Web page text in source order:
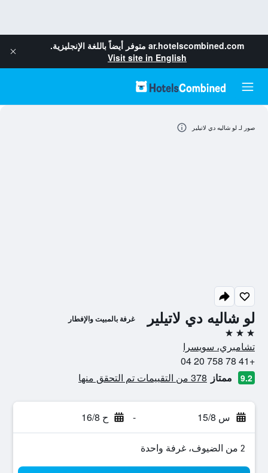
ar.hotelscombined.com متوفر أيضاً باللغة الإنجليزية.
Visit site in English
لو شاليه دي لاتيلير غرفة بالمبيت والإفطار
3 نجوم
تشامبري، سويسرا
+41 78 758 20 04
9.2 ممتاز 378 من التقييمات تم التحقق منها
س 15/8 - ح 16/8
2 من الضيوف، غرفة واحدة
صور لـ لو شاليه دي لاتيلير